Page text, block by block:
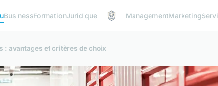
BusinessFormationJuridique ManagementMarketing
: avantages et critères de choix